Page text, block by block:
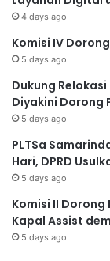
4 days ago
Komisi IV
5 days ago
Dukung
Diyakini Dorong
5 days ago
PLTSa
Hari, DPRD
5 days ago
Komisi II
Kapal Assist
5 days ago